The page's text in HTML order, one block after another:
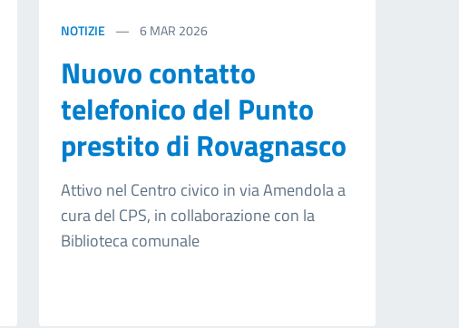
NOTIZIE 6MAR 2026
Nuovo contatto
telefonico del Punto
prestito di Rovagnasco
Attivo nel Centro civico in via Amendola a
cura del CPS, in collaborazione con la
Biblioteca comunale